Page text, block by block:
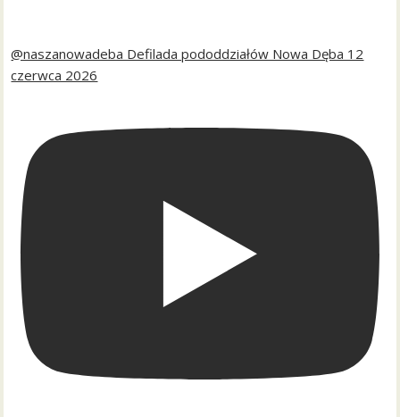
@naszanowadeba Defilada pododdziałów Nowa Dęba 12
czerwca 2026